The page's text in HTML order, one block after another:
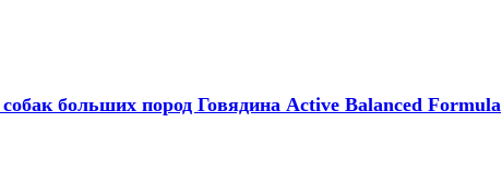
больших пород Говядина Active Balanced Formula